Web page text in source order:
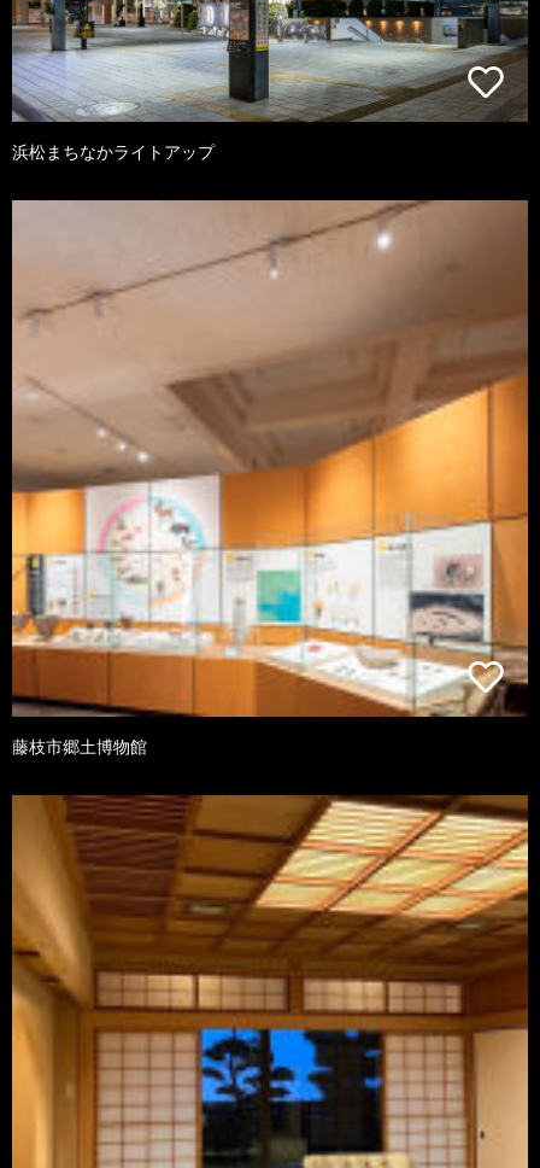
浜松まちなかライトアップ
藤枝市郷土博物館